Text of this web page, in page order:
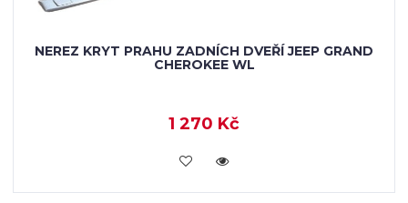
NEREZ KRYT PRAHU ZADNÍCH DVEŘÍ JEEP GRAND
CHEROKEE WL
1 270 Kč
KOUPIT